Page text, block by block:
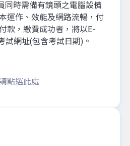
同時需備有鏡頭之電腦設備
運作、效能及網路流暢，付
款，繳費成功者，將以E-
試網址(包含考試日期)。
點選此處